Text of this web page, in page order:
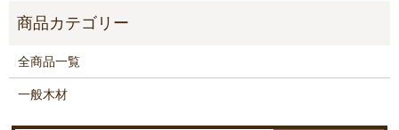
全商品一覧
一般木材